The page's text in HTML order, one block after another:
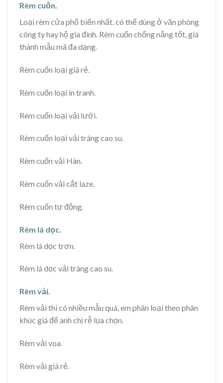
Rèm cuốn.
Loại rèm cửa phổ biến nhất, có thể dùng ở văn phòng
công ty hay hộ gia đình. Rèm cuốn chống nắng tốt, giá
thành mẫu mã đa dạng.
Rèm cuốn loại giá rẻ.
Rèm cuốn loại in tranh.
Rèm cuốn loại vải lưới.
Rèm cuốn loại vải tráng cao su.
Rèm cuốn vải Hàn.
Rèm cuốn vải cắt laze.
Rèm cuốn tự động.
Rèm lá dọc.
Rèm lá dọc trơn.
Rèm lá dọc vải tráng cao su.
Rèm vải.
Rèm vải thì có nhiều mẫu quá, em phân loại theo phân
khúc giá để anh chị rễ lụa chọn.
Rèm vải voa.
Rèm vải giá rẻ.